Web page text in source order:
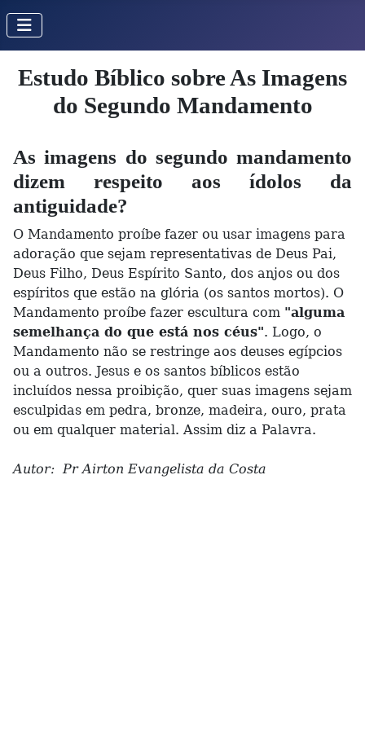
Estudo Bíblico sobre As Imagens
do Segundo Mandamento
As imagens do segundo mandamento
dizem respeito aos ídolos da
antiguidade?
O Mandamento proíbe fazer ou usar imagens para
adoração que sejam representativas de Deus Pai,
Deus Filho, Deus Espírito Santo, dos anjos ou dos
espíritos que estão na glória (os santos mortos). O
Mandamento proíbe fazer escultura com "alguma
semelhança do que está nos céus". Logo, o
Mandamento não se restringe aos deuses egípcios
ou a outros. Jesus e os santos bíblicos estão
incluídos nessa proibição, quer suas imagens sejam
esculpidas em pedra, bronze, madeira, ouro, prata
ou em qualquer material. Assim diz a Palavra.
Autor: Pr Airton Evangelista da Costa